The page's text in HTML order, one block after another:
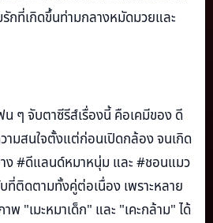
กที่เกิดขึ้นท่ามกลางหมัดมวยและ
ๆ จับตาซีรีส์เรื่องนี้ คือเคมีของ ดี
ามสนใจตั้งแต่ก่อนเปิดกล้อง จนเกิด
ง #ดีแลนด์หมาหนุ่ม และ #ชอนแมว
ติดตามทั้งคู่ต่อเนื่อง เพราะหลาย
"เมะหมาเด็ก" และ "เคะกล้าม" ได้